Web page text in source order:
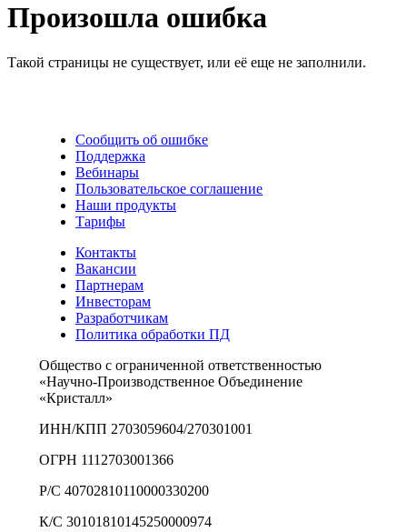
Произошла ошибка
Такой страницы не существует, или её еще не заполнили.
Сообщить об ошибке
Поддержка
Вебинары
Пользовательское соглашение
Наши продукты
Тарифы
Контакты
Вакансии
Партнерам
Инвесторам
Разработчикам
Политика обработки ПД
Общество с ограниченной ответственностью
«Научно-Производственное Объединение
«Кристалл»
ИНН/КПП 2703059604/270301001
ОГРН 1112703001366
Р/С 40702810110000330200
К/С 30101810145250000974